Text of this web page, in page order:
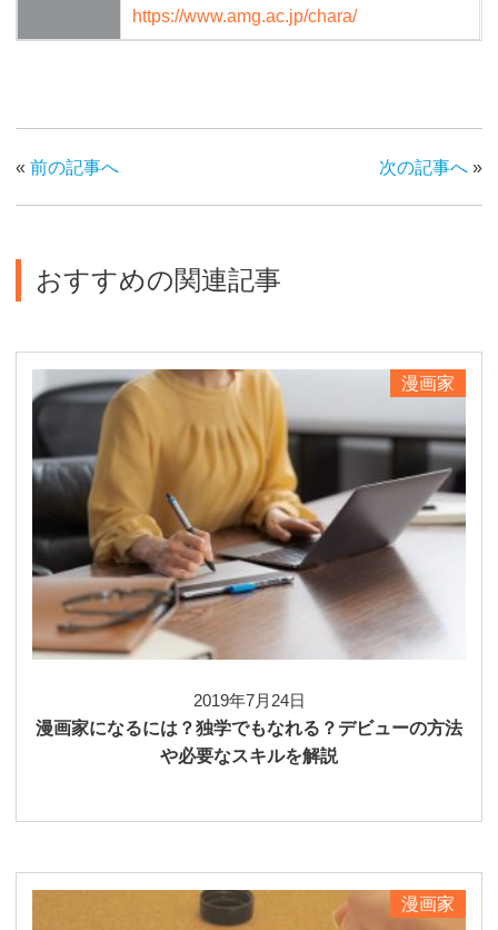
https://www.amg.ac.jp/chara/
«前の記事へ 次の記事へ»
おすすめの関連記事
漫画家
2019年7月24日
漫画家になるには？独学でもなれる？デビューの方法
や必要なスキルを解説
漫画家